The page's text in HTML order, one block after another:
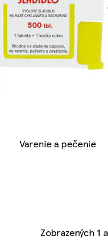
Varenie a pečenie
Zobrazených 1